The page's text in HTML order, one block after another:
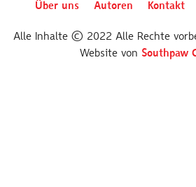
Über uns Autoren Kontakt
Alle Inhalte © 2022 Alle Rechte
Website von Southpaw